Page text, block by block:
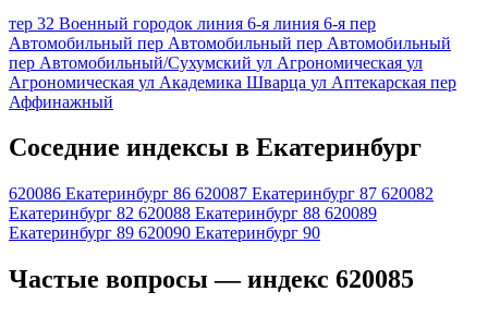
тер 32 Военный городок линия 6-я линия 6-я пер
Автомобильный пер Автомобильный пер Автомобильный
пер Автомобильный/Сухумский ул Агрономическая ул
Агрономическая ул Академика Шварца ул Аптекарская пер
Аффинажный
Соседние индексы в Екатеринбург
620086 Екатеринбург 86 620087 Екатеринбург 87 620082
Екатеринбург 82 620088 Екатеринбург 88 620089
Екатеринбург 89 620090 Екатеринбург 90
Частые вопросы — индекс 620085